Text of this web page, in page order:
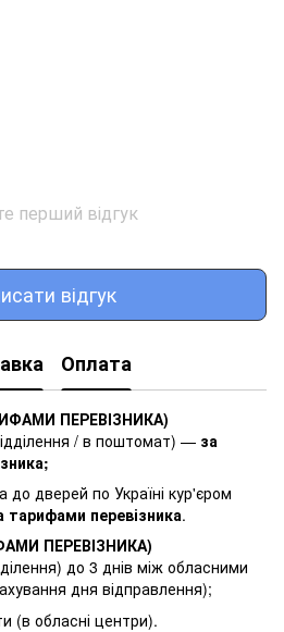
перший відгук
відгук
Оплата
ПЕРЕВІЗНИКА)
/ в поштомат) — за
;
дверей по Україні кур'єром
тарифами перевізника.
ПЕРЕВІЗНИКА)
до 3 днів між обласними
дня відправлення);
(в обласні центри).